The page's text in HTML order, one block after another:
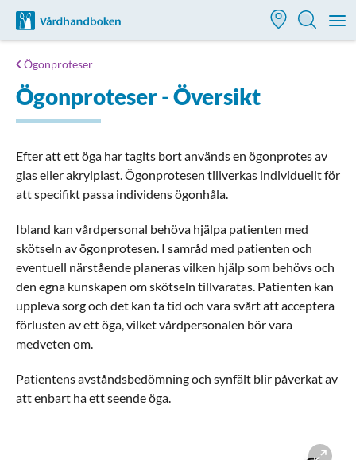
Till startsidan för Vårdhandboken
Ögonproteser
Ögonproteser - Översikt
Efter att ett öga har tagits bort används en ögonprotes av
glas eller akrylplast. Ögonprotesen tillverkas individuellt för
att specifikt passa individens ögonhåla.
Ibland kan vårdpersonal behöva hjälpa patienten med
skötseln av ögonprotesen. I samråd med patienten och
eventuell närstående planeras vilken hjälp som behövs och
den egna kunskapen om skötseln tillvaratas. Patienten kan
uppleva sorg och det kan ta tid och vara svårt att acceptera
förlusten av ett öga, vilket vårdpersonalen bör vara
medveten om.
Patientens avståndsbedömning och synfält blir påverkat av
att enbart ha ett seende öga.